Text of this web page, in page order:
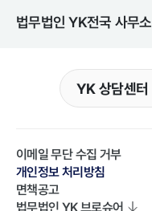
법무법인 YK전국 사무소
YK 상담센터
이메일 무단 수집 거부
개인정보 처리방침
면책공고
법무법인 YK브로슈어